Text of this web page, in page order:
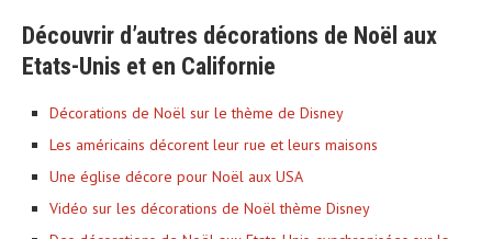
Découvrir d’autres décorations de Noël aux
Etats-Unis et en Californie
Décorations de Noël sur le thème de Disney
Les américains décorent leur rue et leurs maisons
Une église décore pour Noël aux USA
Vidéo sur les décorations de Noël thème Disney